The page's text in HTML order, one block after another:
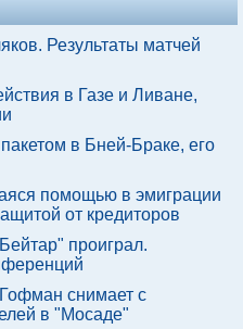
Результаты матчей
в Газе и Ливане,
в Бней-Браке, его
помощью в эмиграции
от кредиторов
проиграл.
снимает с
в "Мосаде"